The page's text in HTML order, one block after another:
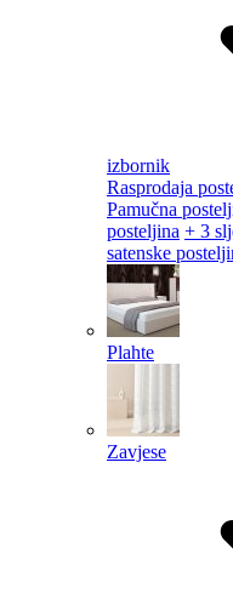
izbornik
Rasprodaja
Pamučna
posteljina + 3
satenske
Plahte
Zavjese